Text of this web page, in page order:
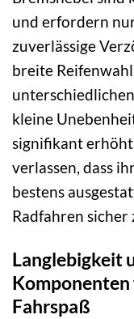
und erfordern
zuverlässige
breite
kleine
signifikant
verlassen, dass
bestens
Radfahren sicher
Langlebigkeit
Fahrspaß